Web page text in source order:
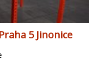
5 Jinonice